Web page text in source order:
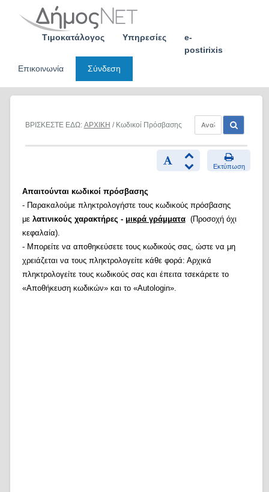
Τιμοκατάλογος Υπηρεσίες
e-
postirixis
Επικοινωνία
Σύνδεση
ΒΡΙΣΚΕΣΤΕ ΕΔΩ: ΑΡΧΙΚΗ / Κωδικοί Πρόσβασης
Εκτύπωση
Απαιτούνται κωδικοί πρόσβασης
- Παρακαλούμε πληκτρολογήστε τους κωδικούς πρόσβασης
με λατινικούς χαρακτήρες - μικρά γράμματα(Προσοχή όχι
κεφαλαία).
- Μπορείτε να αποθηκεύσετε τους κωδικούς σας, ώστε να μη
χρειάζεται να τους πληκτρολογείτε κάθε φορά: Αρχικά
πληκτρολογείτε τους κωδικούς σας και έπειτα τσεκάρετε το
«Αποθήκευση κωδικών» και το «Autologin».